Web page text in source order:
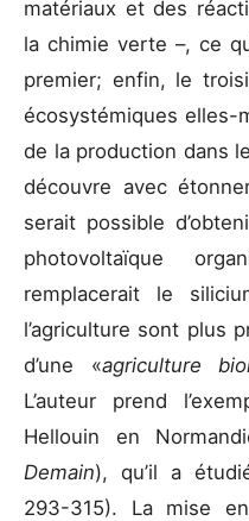
matériaux et des
la chimie verte –, ce
premier; enfin, le
écosystémiques elles-
de la production dans
découvre avec
serait possible
photovoltaïque
remplacerait le
l’agriculture sont plus
d’une «agriculture
L’auteur prend
Hellouin en
Demain), qu’il a
293-315). La mise